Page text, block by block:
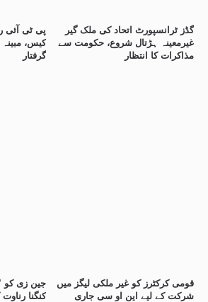
پی ٹی آئی
کیس،
گرفتار
گڈز ٹرانسپورٹ اتحاد کی ملک گیر
غیرمعینہ ہڑتال شروع، حکومت سے
مذاکرات کا انتظار
جین زی کو
کنگنا
قومی کرکٹرز کو غیر ملکی لیگز میں
شرکت کے لیے این او سی جاری